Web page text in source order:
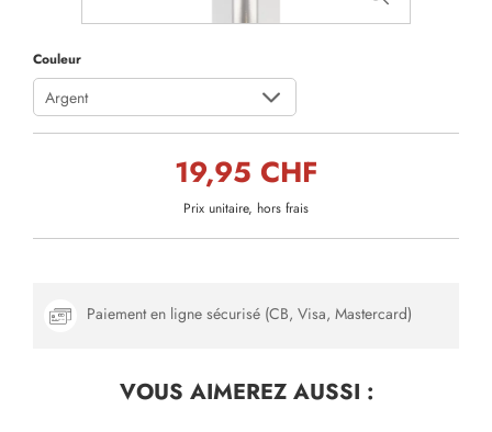
Couleur
Argent
19,95 CHF
Prix unitaire, hors frais
Paiement en ligne sécurisé (CB, Visa, Mastercard)
VOUS AIMEREZAUSSI :